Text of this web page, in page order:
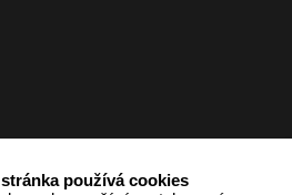
používá cookies